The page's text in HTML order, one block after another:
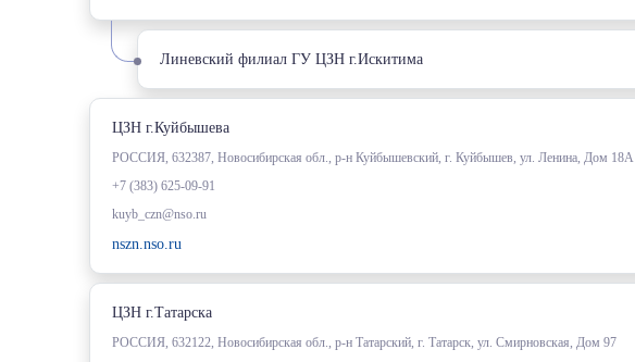
Линевский филиал ГУ ЦЗН г.Искитима
ЦЗН г.Куйбышева
РОССИЯ, 632387, Новосибирская обл., р-н Куйбышевский, г. Куйбышев, ул. Ленина, Дом 18А
+7 (383) 625-09-91
kuyb_czn@nso.ru
nszn.nso.ru
ЦЗН г.Татарска
РОССИЯ, 632122, Новосибирская обл., р-н Татарский, г. Татарск, ул. Смирновская, Дом 97